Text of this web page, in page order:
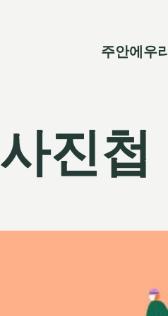
주안에우리
사진첩